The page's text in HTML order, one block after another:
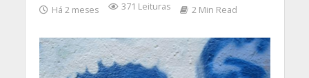
Há 2 meses 371 Leituras 2 Min Read